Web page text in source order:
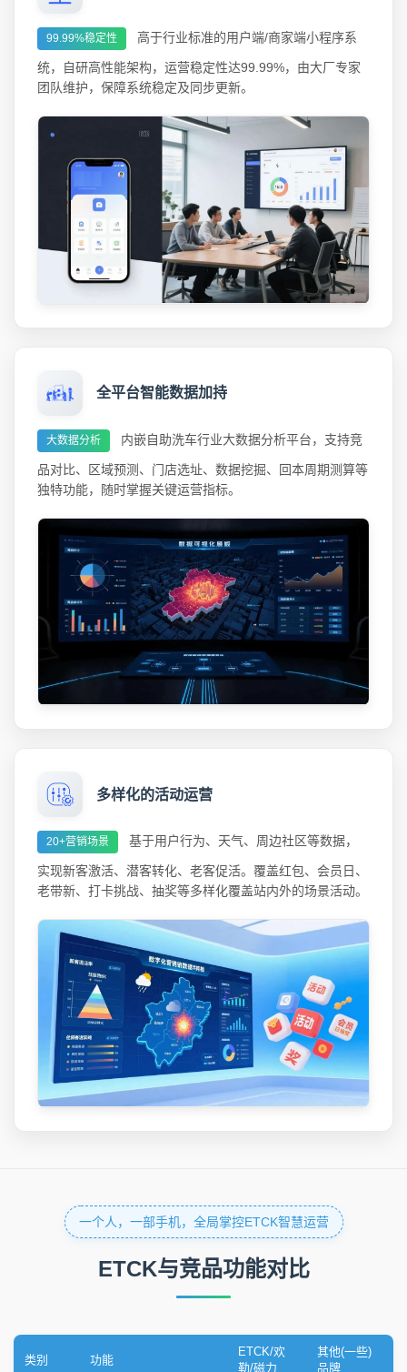
99.99%稳定性 高于行业标准的用户端/商家端小程序系
统，自研高性能架构，运营稳定性达99.99%，由大厂专家
团队维护，保障系统稳定及同步更新。
全平台智能数据加持
大数据分析 内嵌自助洗车行业大数据分析平台，支持竞
品对比、区域预测、门店选址、数据挖掘、回本周期测算等
独特功能，随时掌握关键运营指标。
多样化的活动运营
20+营销场景 基于用户行为、天气、周边社区等数据，
实现新客激活、潜客转化、老客促活。覆盖红包、会员日、
老带新、打卡挑战、抽奖等多样化覆盖站内外的场景活动。
一个人，一部手机，全局掌控ETCK智慧运营
ETCK与竞品功能对比
类别 功能
ETCK/欢
勒/磁力
其他(一些)
品牌